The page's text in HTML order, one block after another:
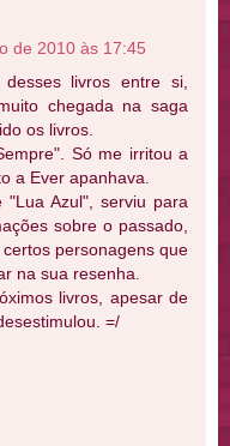
de 2010 às 17:45
desses livros entre si,
chegada na saga
os livros.
Só me irritou a
a Ever apanhava.
"Lua Azul", serviu para
sobre o passado,
personagens que
na sua resenha.
livros, apesar de
=/